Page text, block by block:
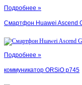
Подробнее »
Смартфон Huawei Ascend
Подробнее »
коммуникатор ORSiO p745